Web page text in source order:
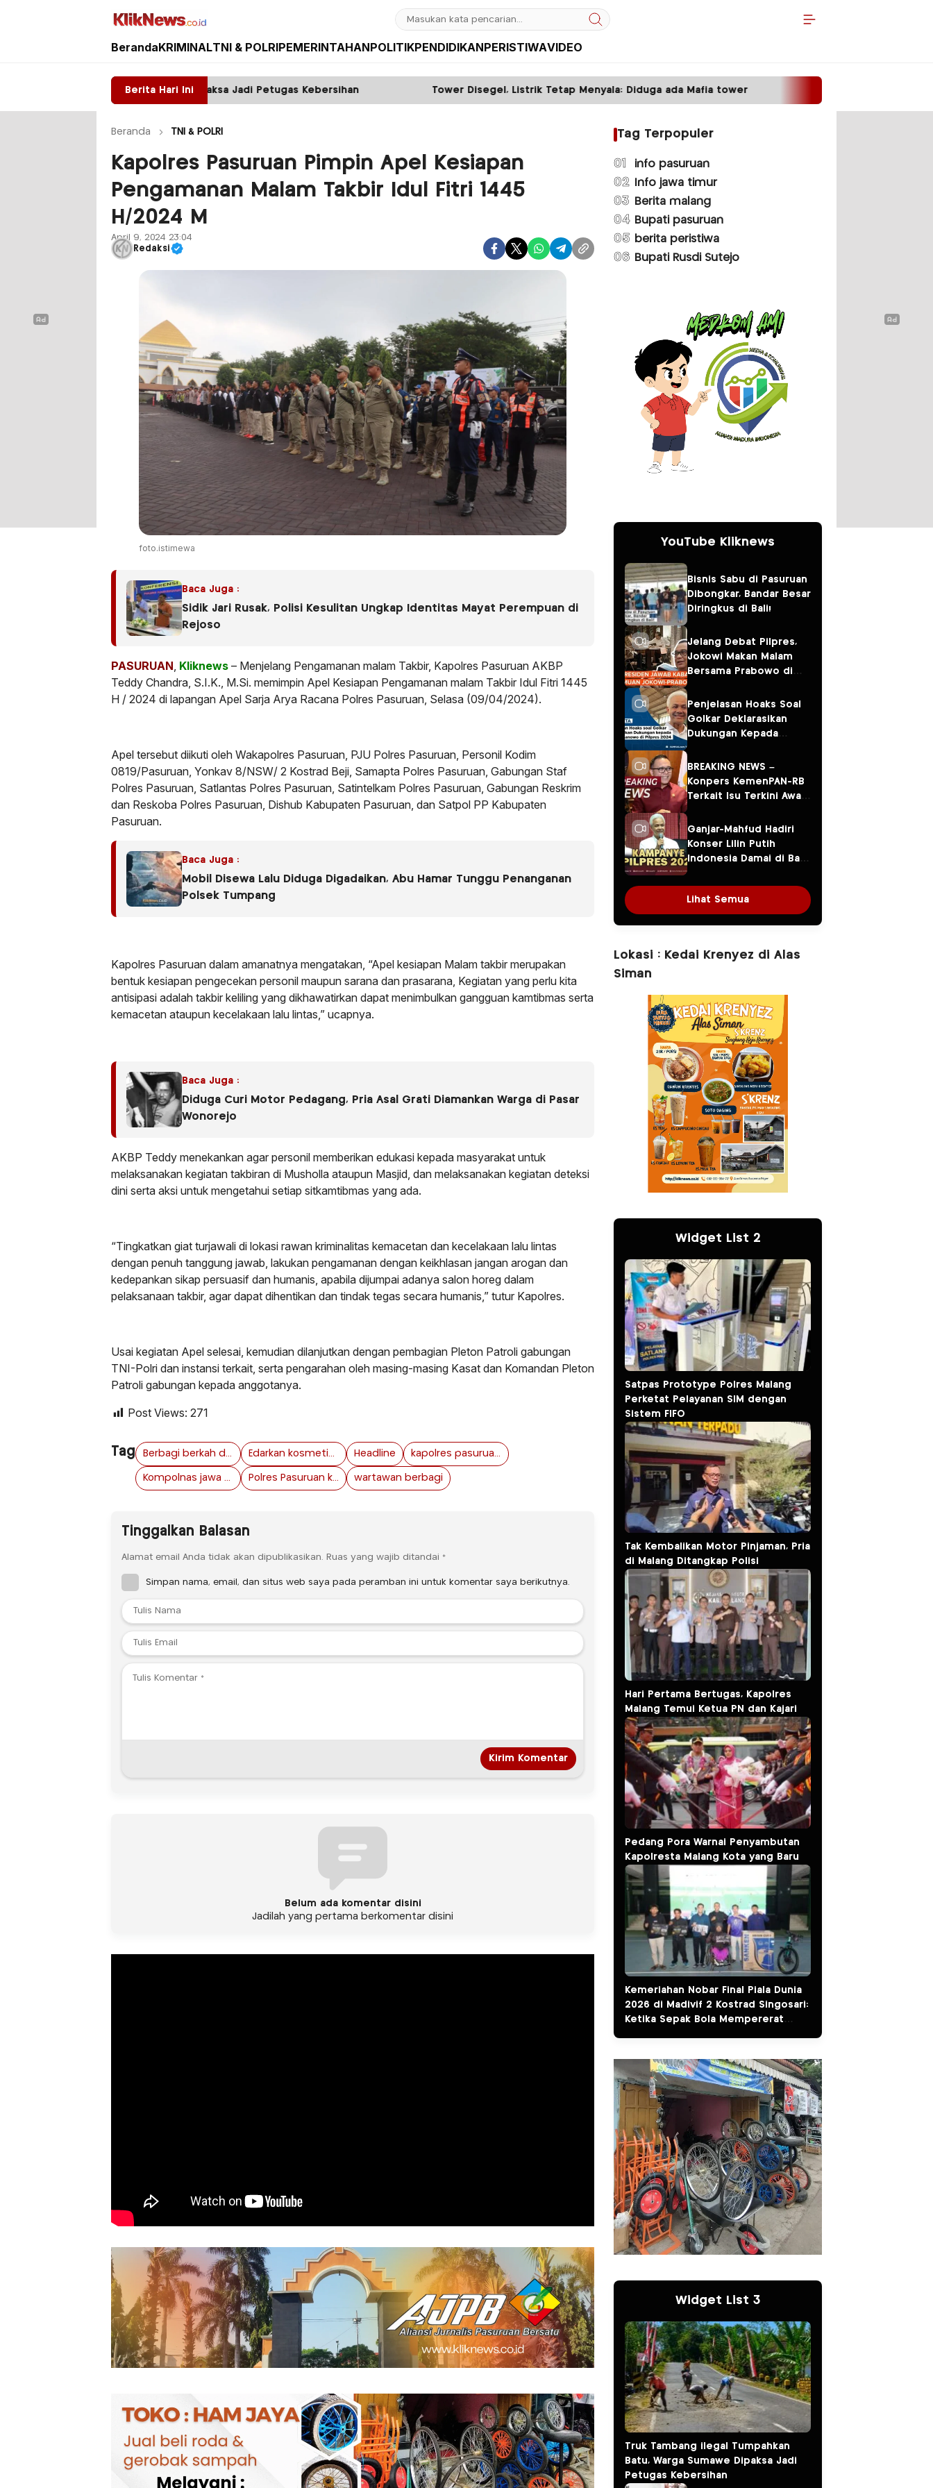
Kliknews.co.id
BerandaKRIMINALTNI & POLRIPEMERINTAHANPOLITIKPENDIDIKANPERISTIWAVIDEO
Berita Hari Ini
Warga Sumawe Dipaksa Jadi Petugas Kebersihan Tower Disegel, Listrik Tetap Menyala: Diduga ada Mafia tower Satpas Prototype Polres Malang
Beranda TNI & POLRI
Kapolres Pasuruan Pimpin Apel Kesiapan
Pengamanan Malam Takbir Idul Fitri 1445
H/2024 M
April 9, 2024 23:04
Redaksi
foto.istimewa
Baca Juga :
Sidik Jari Rusak, Polisi Kesulitan Ungkap Identitas Mayat Perem­puan di
Rejoso
PASURUAN, Kliknews – Menjelang Pengamanan malam Takbir, Kapolres Pasuruan AKBP
Teddy Chandra, S.I.K., M.Si. memimpin Apel Kesiapan Pengamanan malam Takbir Idul Fitri 1445
H / 2024 di lapangan Apel Sarja Arya Racana Polres Pasuruan, Selasa (09/04/2024).
Apel tersebut diikuti oleh Wakapolres Pasuruan, PJU Polres Pasuruan, Personil Kodim
0819/Pasuruan, Yonkav 8/NSW/ 2 Kostrad Beji, Samapta Polres Pasuruan, Gabungan Staf
Polres Pasuruan, Satlantas Polres Pasuruan, Satintelkam Polres Pasuruan, Gabungan Reskrim
dan Reskoba Polres Pasuruan, Dishub Kabupaten Pasuruan, dan Satpol PP Kabupaten
Pasuruan.
Baca Juga :
Mobil Disewa Lalu Diduga Digadaikan, Abu Hamar Tunggu Penanganan
Polsek Tumpang
Kapolres Pasuruan dalam amanatnya mengatakan, “Apel kesiapan Malam takbir merupakan
bentuk kesiapan pengecekan personil maupun sarana dan prasarana, Kegiatan yang perlu kita
antisipasi adalah takbir keliling yang dikhawatirkan dapat menimbulkan gangguan kamtibmas serta
kemacetan ataupun kecelakaan lalu lintas,” ucapnya.
Baca Juga :
Diduga Curi Motor Pedagang, Pria Asal Grati Diamankan Warga di Pasar
Wonorejo
AKBP Teddy menekankan agar personil memberikan edukasi kepada masyarakat untuk
melaksanakan kegiatan takbiran di Musholla ataupun Masjid, dan melaksanakan kegiatan deteksi
dini serta aksi untuk mengetahui setiap sitkamtibmas yang ada.
“Tingkatkan giat turjawali di lokasi rawan kriminalitas kemacetan dan kecelakaan lalu lintas
dengan penuh tanggung jawab, lakukan pengamanan dengan keikhlasan jangan arogan dan
kedepankan sikap persuasif dan humanis, apabila dijumpai adanya salon horeg dalam
pelaksanaan takbir, agar dapat dihentikan dan tindak tegas secara humanis,” tutur Kapolres.
Usai kegiatan Apel selesai, kemudian dilanjutkan dengan pembagian Pleton Patroli gabungan
TNI-Polri dan instansi terkait, serta pengarahan oleh masing-masing Kasat dan Komandan Pleton
Patroli gabungan kepada anggotanya.
Post Views: 271
Tag Berbagi berkah di bulan ramadhan Edarkan kosmetik ilegal jawa timur Headline kapolres pasuruan berbagi
Kompolnas jawa timur Polres Pasuruan kota wartawan berbagi
Tinggalkan Balasan
Alamat email Anda tidak akan dipublikasikan. Ruas yang wajib ditandai *
Simpan nama, email, dan situs web saya pada peramban ini untuk komentar saya berikutnya.
Belum ada komentar disini
Jadilah yang pertama berkomentar disini
Tag Terpopuler
01 info pasuruan
02 Info jawa timur
03 Berita malang
04 Bupati pasuruan
05 berita peristiwa
06 Bupati Rusdi Sutejo
YouTube Kliknews
Bisnis Sabu di Pasuruan
Dibongkar, Bandar Besar
Diringkus di Bali!
Jelang Debat Pilpres,
Jokowi Makan Malam
Bersama Prabowo di
Penjelasan Hoaks Soal
Golkar Deklarasikan
Dukungan Kepada
Pilpres 2024
BREAKING NEWS –
Konpers KemenPAN-RB
Terkait Isu Terkini Awal
Ganjar-Mahfud Hadiri
Konser Lilin Putih
Indonesia Damai di Balai
Lihat Semua
Lokasi : Kedai Krenyez di Alas
Siman
Widget List 2
Satpas Prototype Polres Malang
Perketat Pelayanan SIM dengan
Sistem FIFO
Tak Kembalikan Motor Pinjaman, Pria
di Malang Ditangkap Polisi
Hari Pertama Bertugas, Kapolres
Malang Temui Ketua PN dan Kajari
Pedang Pora Warnai Penyambutan
Kapolresta Malang Kota yang Baru
Kemeriahan Nobar Final Piala Dunia
2026 di Madivif 2 Kostrad Singosari:
Ketika Sepak Bola Mempererat
Widget List 3
Truk Tambang ilegal Tumpahkan
Batu, Warga Sumawe Dipaksa Jadi
Petugas Kebersihan